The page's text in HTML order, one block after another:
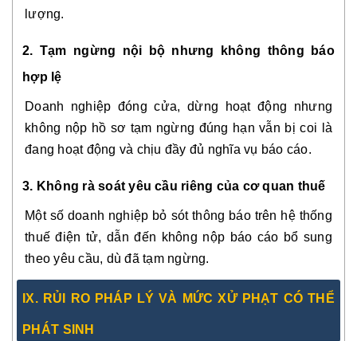
lượng.
2. Tạm ngừng nội bộ nhưng không thông báo
hợp lệ
Doanh nghiệp đóng cửa, dừng hoạt động nhưng
không nộp hồ sơ tạm ngừng đúng hạn vẫn bị coi là
đang hoạt động và chịu đầy đủ nghĩa vụ báo cáo.
3. Không rà soát yêu cầu riêng của cơ quan thuế
Một số doanh nghiệp bỏ sót thông báo trên hệ thống
thuế điện tử, dẫn đến không nộp báo cáo bổ sung
theo yêu cầu, dù đã tạm ngừng.
IX. RỦI RO PHÁP LÝ VÀ MỨC XỬ PHẠT CÓ THỂ
PHÁT SINH